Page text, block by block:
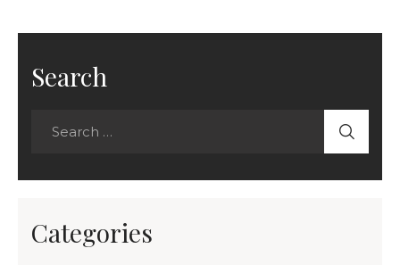
Search
Categories